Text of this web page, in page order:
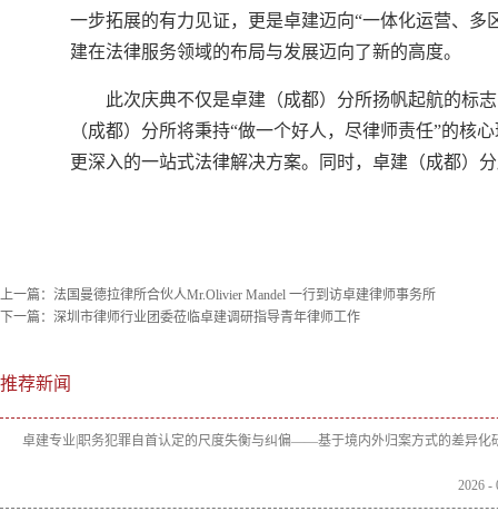
一步拓展的有力见证，更是卓建迈向“一体化运营、
建在法律服务领域的布局与发展迈向了新的高度。
此次庆典不仅是卓建（成都）分所扬帆起航的标
（成都）分所将秉持“做一个好人，尽律师责任”的
更深入的一站式法律解决方案。同时，卓建（成都）
上一篇： 法国曼德拉律所合伙人Mr.Olivier Mandel 一行到访卓建律师事务所
下一篇： 深圳市律师行业团委莅临卓建调研指导青年律师工作
推荐新闻
卓建专业|职务犯罪自首认定的尺度失衡与纠偏——基于境内外归案方式的差异化
2026 -